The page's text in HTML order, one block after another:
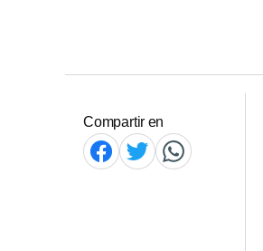
Compartir en